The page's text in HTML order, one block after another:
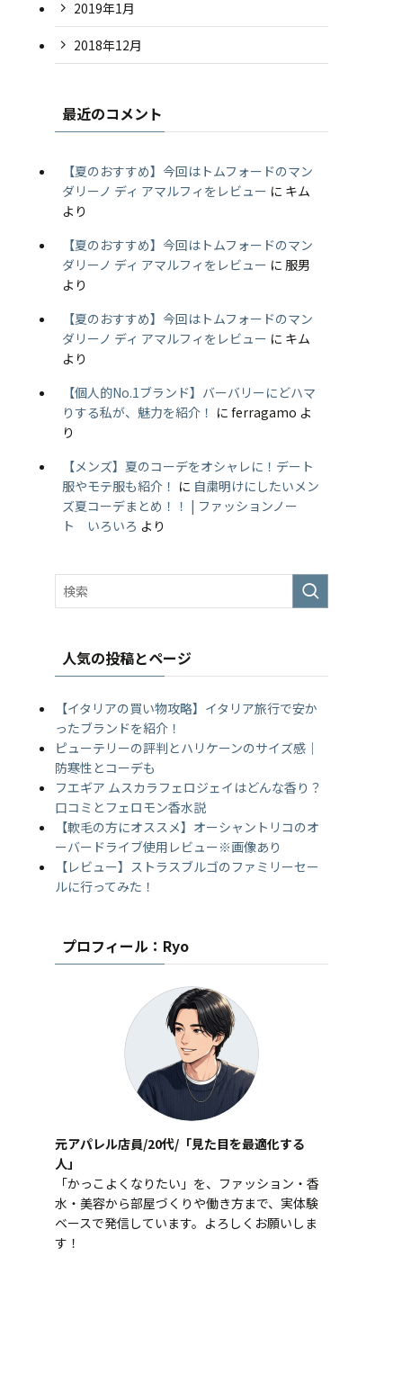
2019年1月
2018年12月
最近のコメント
【夏のおすすめ】今回はトムフォードのマン
ダリーノ ディ アマルフィをレビュー に キム
より
【夏のおすすめ】今回はトムフォードのマン
ダリーノ ディ アマルフィをレビュー に 服男
より
【夏のおすすめ】今回はトムフォードのマン
ダリーノ ディ アマルフィをレビュー に キム
より
【個人的No.1ブランド】バーバリーにどハマ
りする私が、魅力を紹介！ に ferragamo よ
り
【メンズ】夏のコーデをオシャレに！デート
服やモテ服も紹介！ に 自粛明けにしたいメン
ズ夏コーデまとめ！！ | ファッションノー
ト いろいろ より
人気の投稿とページ
【イタリアの買い物攻略】イタリア旅行で安か
ったブランドを紹介！
ピューテリーの評判とハリケーンのサイズ感｜
防寒性とコーデも
フエギア ムスカラフェロジェイはどんな香り？
口コミとフェロモン香水説
【軟毛の方にオススメ】オーシャントリコのオ
ーバードライブ使用レビュー※画像あり
【レビュー】ストラスブルゴのファミリーセー
ルに行ってみた！
プロフィール：Ryo
元アパレル店員/20代/「見た目を最適化する
人」
「かっこよくなりたい」を、ファッション・香
水・美容から部屋づくりや働き方まで、実体験
ベースで発信しています。よろしくお願いしま
す！